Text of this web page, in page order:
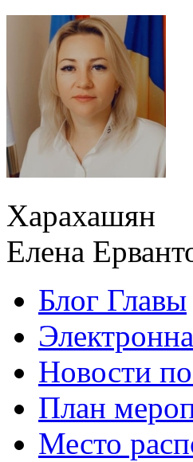
Харахашян
Елена
Блог Главы
Новости
План
Место